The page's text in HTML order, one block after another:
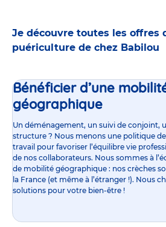
Je découvre toutes les offres
puériculture de chez Babilou
Bénéficier d’une
géographique
Un déménagement, un suivi de conjoint,
structure ? Nous menons une politique
travail pour favoriser l’équilibre vie
de nos collaborateurs. Nous sommes à
de mobilité géographique : nos crèches
la France (et même à l’étranger !). Nous
solutions pour votre bien-être !